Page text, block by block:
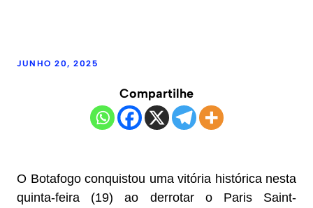
JUNHO 20, 2025
Compartilhe
O Botafogo conquistou uma vitória histórica nesta
quinta-feira (19) ao derrotar o Paris Saint-